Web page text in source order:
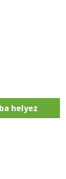
helyez